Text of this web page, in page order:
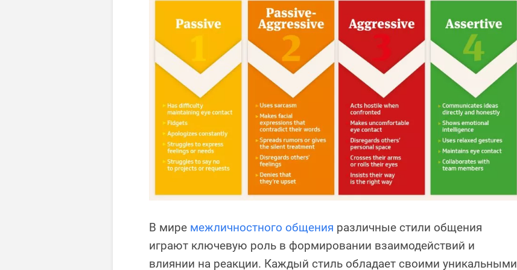
В мире межличностного общения различные стили общения
играют ключевую роль в формировании взаимодействий и
влиянии на реакции. Каждый стиль обладает своими уникальными